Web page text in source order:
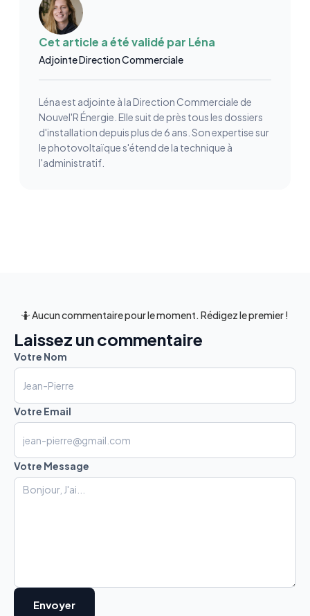
Cet article a été validé par Léna
Adjointe Direction Commerciale
Léna est adjointe à la Direction Commerciale de
Nouvel'R Énergie. Elle suit de près tous les dossiers
d'installation depuis plus de 6 ans. Son expertise sur
le photovoltaïque s'étend de la technique à
l'administratif.
🤷 Aucun commentaire pour le moment. Rédigez le premier !
Laissez un commentaire
Votre Nom
Votre Email
Votre Message